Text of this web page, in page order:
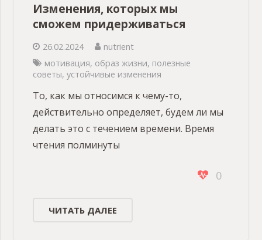
Изменения, которых мы
сможем придерживаться
26.02.2024
nutrient
мотивация, образ жизни, полезные
советы, устойчивые изменения
То, как мы относимся к чему-то,
действительно определяет, будем ли мы
делать это с течением времени. Время
чтения полминуты
0
ЧИТАТЬ ДАЛЕЕ